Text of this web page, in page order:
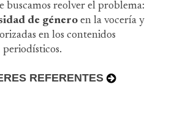
buscamos reolver el problema:
de género en la vocería y
en los contenidos
periodísticos.
REFERENTES